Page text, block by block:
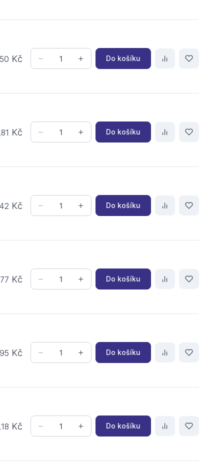
50 Kč Do košíku
81 Kč Do košíku
42 Kč Do košíku
77 Kč Do košíku
95 Kč Do košíku
18 Kč Do košíku